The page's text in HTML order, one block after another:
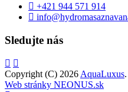
+421 944 571 914
Sledujte nás
Copyright (C) 2026 AquaLuxus
Web stránky NEONUS.sk